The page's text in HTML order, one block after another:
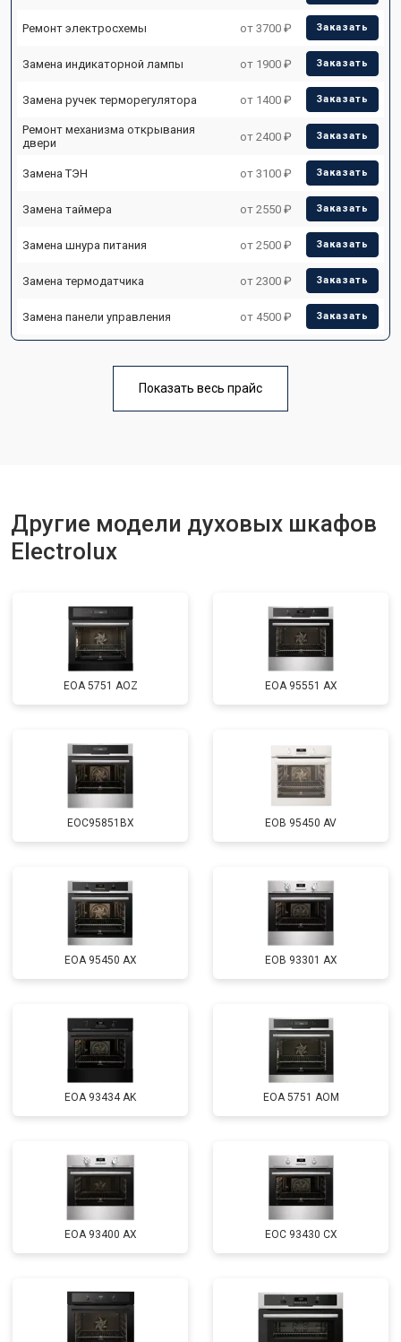
Ремонт электросхемы от 3700 ₽ Заказать
Замена индикаторной лампы от 1900 ₽ Заказать
Замена ручек терморегулятора от 1400 ₽ Заказать
Ремонт механизма открывания
двери
от 2400 ₽ Заказать
Замена ТЭН от 3100 ₽ Заказать
Замена таймера от 2550 ₽ Заказать
Замена шнура питания от 2500 ₽ Заказать
Замена термодатчика от 2300 ₽ Заказать
Замена панели управления от 4500 ₽ Заказать
Показать весь прайс
Другие модели духовых шкафов
Electrolux
EOA 5751 AOZ EOA 95551 AX
EOC95851BX EOB 95450 AV
EOA 95450 AX EOB 93301 AX
EOA 93434 AK EOA 5751 AOM
EOA 93400 AX EOC 93430 CX